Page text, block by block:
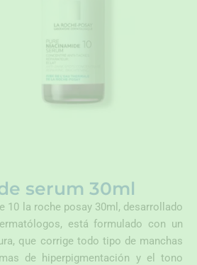
serum 30ml
10 la roche posay 30ml, desarrollado
está formulado con un
que corrige todo tipo de manchas
de hiperpigmentación y el tono